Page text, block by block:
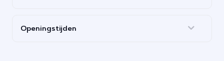
Openingstijden